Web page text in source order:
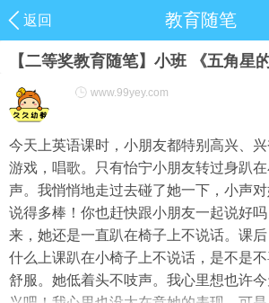
返回 教育随笔
【二等奖教育随笔】小班 《五角星
www.99yey.com
今天上英语课时，小朋友都特别高兴、
游戏，唱歌。只有怡宁小朋友转过身趴
声。我悄悄地走过去碰了她一下，小声
说得多棒！你也赶快跟小朋友一起说好
来，她还是一直趴在椅子上不说话。课
什么上课趴在小椅子上不说话，是不是
舒服。她低着头不吱声。我心里想也许